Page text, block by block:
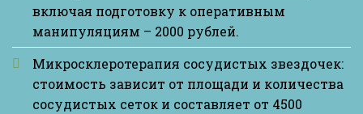
включая подготовку к оперативным
манипуляциям – 2000 рублей.
Микросклеротерапия сосудистых звездочек:
стоимость зависит от площади и количества
сосудистых сеток и составляет от 4500